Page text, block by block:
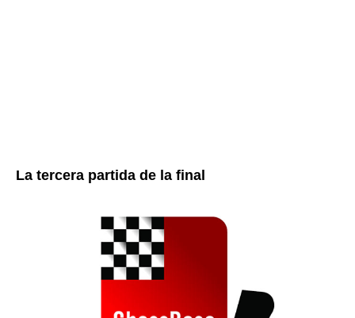
La tercera partida de la final